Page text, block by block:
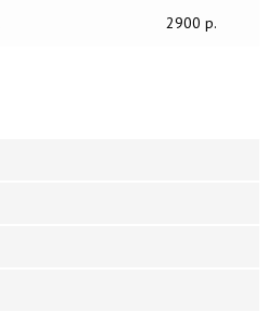
2900 р.